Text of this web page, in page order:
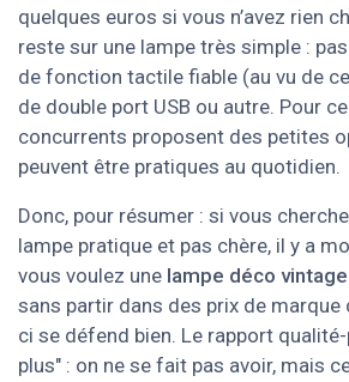
quelques euros si vous n’avez rien
reste sur une lampe très simple :
de fonction tactile fiable (au vu de ce
de double port USB ou autre. Pour
concurrents proposent des petites
peuvent être pratiques au quotidien.
Donc, pour résumer : si vous
lampe pratique et pas chère, il y a
vous voulez une lampe déco
sans partir dans des prix de marque
ci se défend bien. Le rapport
plus" : on ne se fait pas avoir, mais